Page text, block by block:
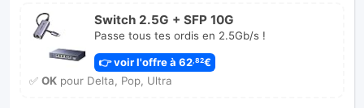
Switch 2.5G + SFP 10G
Passe tous tes ordis en 2.5Gb/s !
👉 voir l'offre à 62,82€
✅ OKpour Delta, Pop, Ultra